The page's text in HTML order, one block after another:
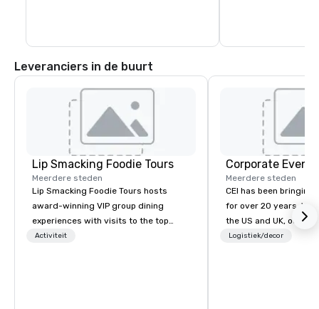
Leveranciers in de buurt
Lip Smacking Foodie Tours
Meerdere steden
Lip Smacking Foodie Tours hosts
award-winning VIP group dining
experiences with visits to the top
restaurants throughout the United
Activiteit
Corporate
Meerdere steden
CEI has been bringing
for over 20 years.
the US and UK, our audiovisual and
production company
Logistiek/decor